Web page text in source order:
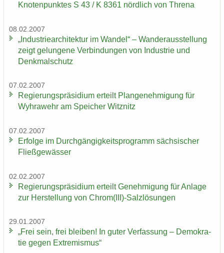
Kno­ten­punk­tes S 43 / K 8361 nörd­lich von Thre­na
08.02.2007
„In­dus­trie­ar­chi­tek­tur im Wan­del“ – Wan­der­aus­stel­lung
zeigt ge­lun­ge­ne Ver­bin­dun­gen von In­dus­trie und
Denk­mal­schutz
07.02.2007
Re­gie­rungs­prä­si­di­um er­teilt Plan­ge­neh­mi­gung für
Wyhra­wehr am Spei­cher Witz­nitz
07.02.2007
Er­fol­ge im Durch­gän­gig­keits­pro­gramm säch­si­scher
Fließ­ge­wäs­ser
02.02.2007
Re­gie­rungs­prä­si­di­um er­teilt Ge­neh­mi­gung für An­la­ge
zur Her­stel­lung von Chrom(III)-​Salzlösungen
29.01.2007
„Frei sein, frei blei­ben! In guter Ver­fas­sung – De­mo­kra­
tie gegen Ex­tre­mis­mus“